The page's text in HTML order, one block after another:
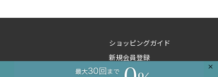
×
ショッピングガイド
新規会員登録
よくあるご質問